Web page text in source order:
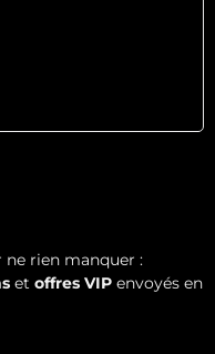
ne rien manquer :
et offres VIP envoyés en